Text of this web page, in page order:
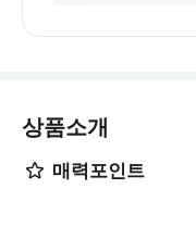
상품소개
매력포인트